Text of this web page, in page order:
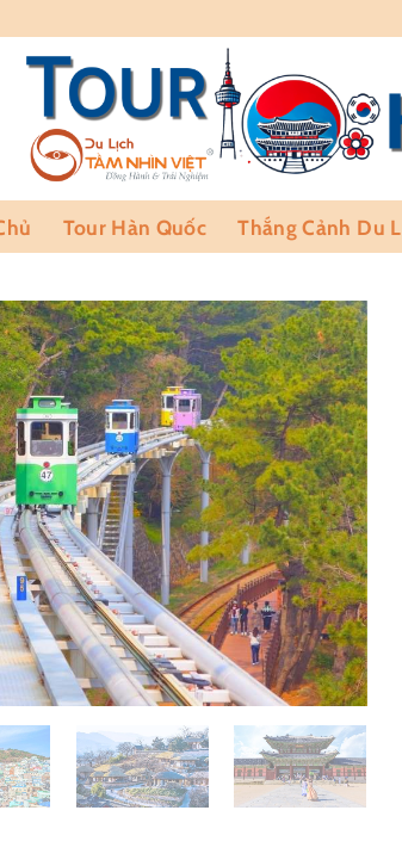
Tour Hàn Quốc Thắng Cảnh Du